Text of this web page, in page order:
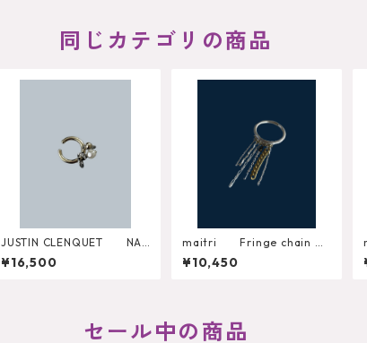
同じカテゴリの商品
JUSTIN CLENQUET NAT
HAN RING 34JC01NAT
HAN2
¥16,500
maitri Fringe chain Ri
ng （RG-084-SV）
¥10,450
セール中の商品